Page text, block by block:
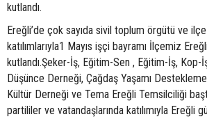
kutlandı.
Ereğli’de çok sayıda sivil toplum örgütü ve ilçe
katılımlarıyla1 Mayıs işçi bayramı İlçemiz
kutlandı.Şeker-İş, Eğitim-Sen , Eğitim-İş, Kop-
Düşünce Derneği, Çağdaş Yaşamı
Kültür Derneği ve Tema Ereğli Temsilciliği
partililer ve vatandaşlarında katılımıyla Ereğli